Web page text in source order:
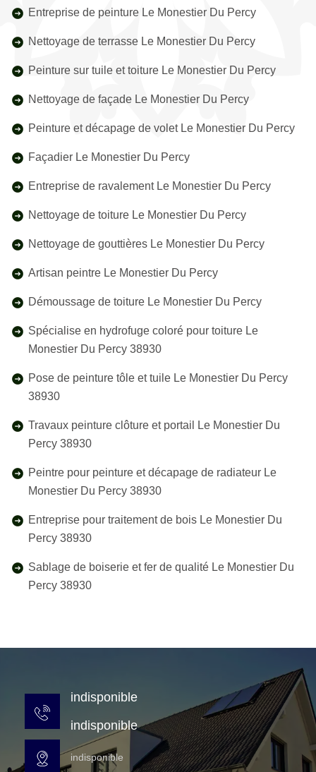
Entreprise de peinture Le Monestier Du Percy
Nettoyage de terrasse Le Monestier Du Percy
Peinture sur tuile et toiture Le Monestier Du Percy
Nettoyage de façade Le Monestier Du Percy
Peinture et décapage de volet Le Monestier Du Percy
Façadier Le Monestier Du Percy
Entreprise de ravalement Le Monestier Du Percy
Nettoyage de toiture Le Monestier Du Percy
Nettoyage de gouttières Le Monestier Du Percy
Artisan peintre Le Monestier Du Percy
Démoussage de toiture Le Monestier Du Percy
Spécialise en hydrofuge coloré pour toiture Le
Monestier Du Percy 38930
Pose de peinture tôle et tuile Le Monestier Du Percy
38930
Travaux peinture clôture et portail Le Monestier Du
Percy 38930
Peintre pour peinture et décapage de radiateur Le
Monestier Du Percy 38930
Entreprise pour traitement de bois Le Monestier Du
Percy 38930
Sablage de boiserie et fer de qualité Le Monestier Du
Percy 38930
indisponible
indisponible
indisponible